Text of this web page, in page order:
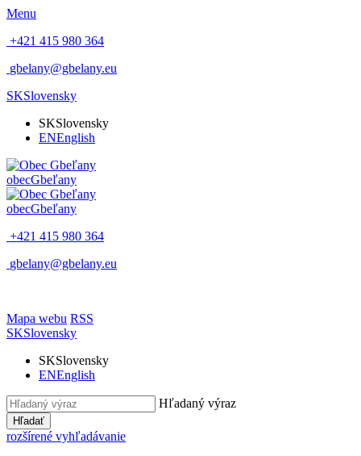
Menu
+421 415 980 364
gbelany@gbelany.eu
SKSlovensky
SKSlovensky
ENEnglish
obecGbeľany
obecGbeľany
+421 415 980 364
gbelany@gbelany.eu
Mapa webu RSS
SKSlovensky
SKSlovensky
ENEnglish
Hľadaný výraz
Hľadať
rozšírené vyhľadávanie